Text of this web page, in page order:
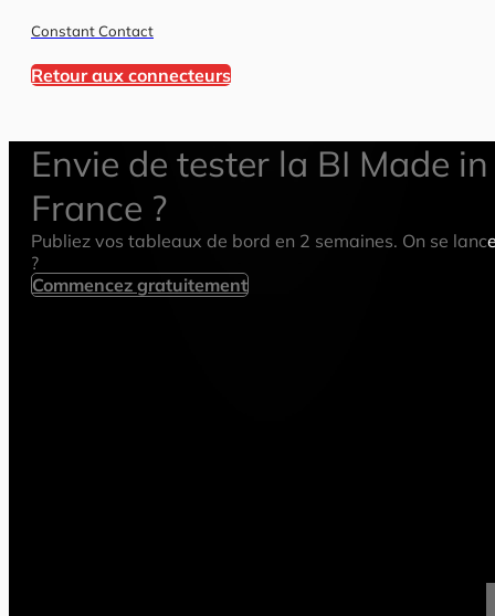
Constant Contact
Retour aux connecteurs
Envie de tester la BI Made in
France ?
Publiez vos tableaux de bord en 2 semaines. On se
?
Commencez gratuitement